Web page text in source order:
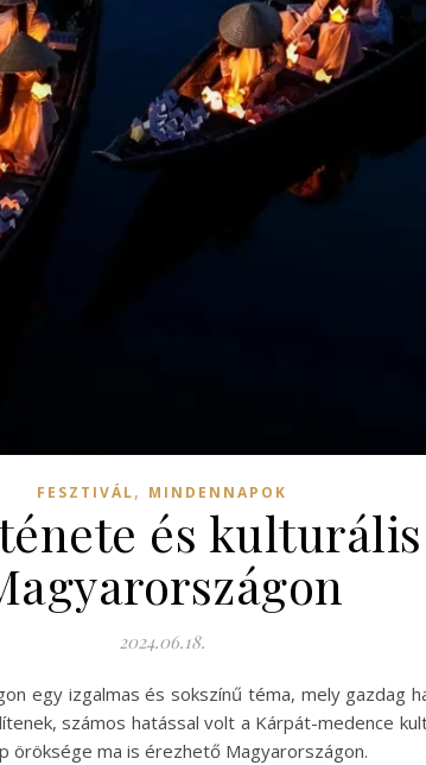
FESZTIVÁL, MINDENNAPOK
és
2024.06.18.
egy izgalmas és sokszínű téma, mely gazdag
számos hatással volt a Kárpát-medence
öröksége ma is érezhető Magyarországon.